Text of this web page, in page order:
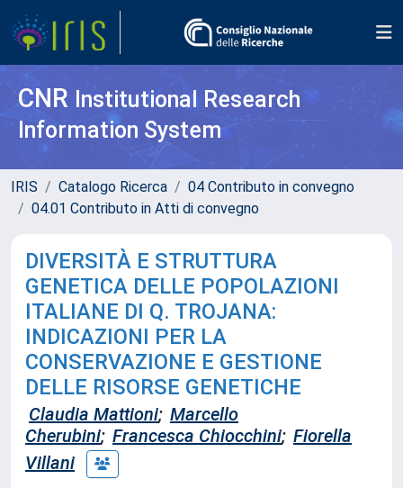
CNR Institutional Research
Information System
IRIS Catalogo Ricerca
04 Contributo in convegno
04.01 Contributo in Atti di convegno
DIVERSITÀ E STRUTTURA
GENETICA DELLE POPOLAZIONI
ITALIANE DI Q. TROJANA:
INDICAZIONI PER LA
CONSERVAZIONE E GESTIONE
DELLE RISORSE GENETICHE
Claudia Mattioni; Marcello
Cherubini; Francesca Chiocchini; Fiorella
Villani